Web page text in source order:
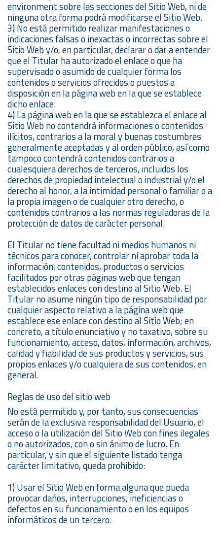
environment sobre las secciones del Sitio Web, ni de
ninguna otra forma podrá modificarse el Sitio Web.
3) No está permitido realizar manifestaciones o
indicaciones falsas o inexactas o incorrectas sobre el
Sitio Web y/o, en particular, declarar o dar a entender
que el Titular ha autorizado el enlace o que ha
supervisado o asumido de cualquier forma los
contenidos o servicios ofrecidos o puestos a
disposición en la página web en la que se establece
dicho enlace.
4) La página web en la que se establezca el enlace al
Sitio Web no contendrá informaciones o contenidos
ilícitos, contrarios a la moral y buenas costumbres
generalmente aceptadas y al orden público, así como
tampoco contendrá contenidos contrarios a
cualesquiera derechos de terceros, incluidos los
derechos de propiedad intelectual o industrial y/o el
derecho al honor, a la intimidad personal o familiar o a
la propia imagen o de cualquier otro derecho, o
contenidos contrarios a las normas reguladoras de la
protección de datos de carácter personal.
El Titular no tiene facultad ni medios humanos ni
técnicos para conocer, controlar ni aprobar toda la
información, contenidos, productos o servicios
facilitados por otras páginas web que tengan
establecidos enlaces con destino al Sitio Web. El
Titular no asume ningún tipo de responsabilidad por
cualquier aspecto relativo a la página web que
establece ese enlace con destino al Sitio Web; en
concreto, a título enunciativo y no taxativo, sobre su
funcionamiento, acceso, datos, información, archivos,
calidad y fiabilidad de sus productos y servicios, sus
propios enlaces y/o cualquiera de sus contenidos, en
general.
Reglas de uso del sitio web
No está permitido y, por tanto, sus consecuencias
serán de la exclusiva responsabilidad del Usuario, el
acceso o la utilización del Sitio Web con fines ilegales
o no autorizados, con o sin ánimo de lucro. En
particular, y sin que el siguiente listado tenga
carácter limitativo, queda prohibido:
1) Usar el Sitio Web en forma alguna que pueda
provocar daños, interrupciones, ineficiencias o
defectos en su funcionamiento o en los equipos
informáticos de un tercero.